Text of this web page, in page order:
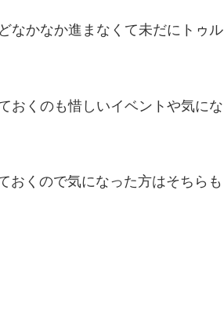
なかなか進まなくて未だにトゥル
おくのも惜しいイベントや気にな
おくので気になった方はそちらも